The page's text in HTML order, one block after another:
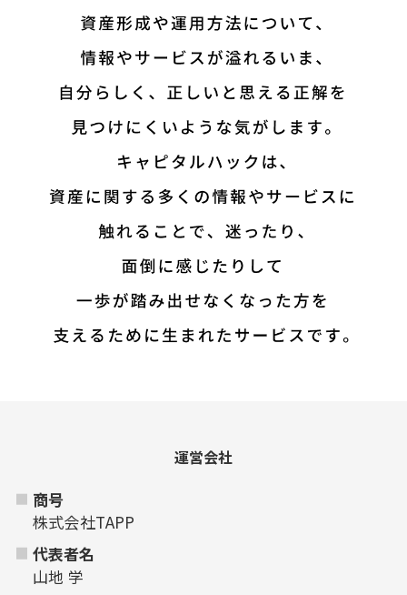
運営会社
商号
株式会社TAPP
代表者名
山地 学